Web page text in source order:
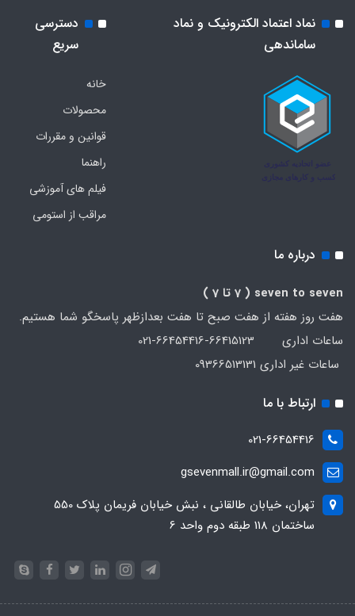
نماد اعتماد الکترونیک و نماد
ساماندهی
دسترسی
سریع
خانه
محصولات
قوانین و مقررات
راهنما
فیلم های آموزشی
مراقب از استومی
درباره ما
seven to seven ( 7 تا 7 )
هفت روز هفته از هفت صبح تا هفت بعدازظهر پاسخگو شما هستیم.
ساعات اداری 66415123-66454416-021
ساعات غیر اداری 09366513131
ارتباط با ما
021-66454416
gsevenmall.ir@gmail.com
تهران، خیابان طالقانی ، نبش خیابان فریمان پلاک 550
ساختمان 118 طبقه دوم واحد 6